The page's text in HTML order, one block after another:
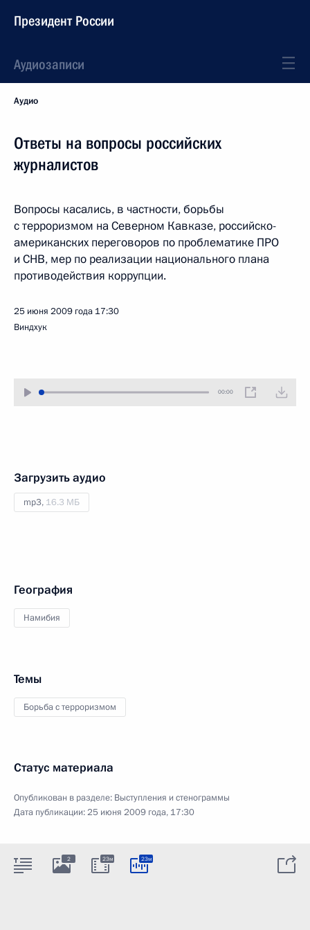
Президент России
Аудиозаписи
Аудио
Ответы на вопросы российских
журналистов
Вопросы касались, в частности, борьбы
с терроризмом на Северном Кавказе, российско-
американских переговоров по проблематике ПРО
и СНВ, мер по реализации национального плана
противодействия коррупции.
25 июня 2009 года 17:30
Виндхук
00:00
Загрузить аудио
mp3, 16.3 МБ
География
Намибия
Темы
Борьба с терроризмом
Статус материала
Опубликован в разделе: Выступления и стенограммы
Дата публикации:25 июня 2009 года, 17:30
2 23м 23м